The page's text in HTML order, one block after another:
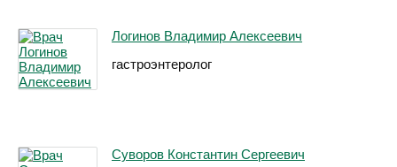
Логинов Владимир Алексеевич
гастроэнтеролог
Суворов Константин Сергеевич